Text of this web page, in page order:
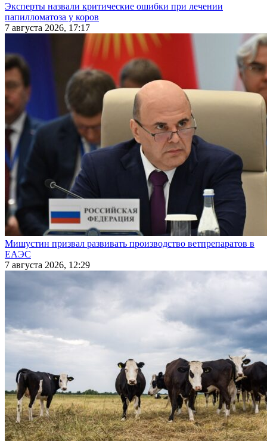
Эксперты назвали критические ошибки при лечении
папилломатоза у коров
7 августа 2026, 17:17
Мишустин призвал развивать производство ветпрепаратов в
ЕАЭС
7 августа 2026, 12:29